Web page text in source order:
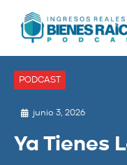
PODCAST
junio 3, 2026
Ya Tienes